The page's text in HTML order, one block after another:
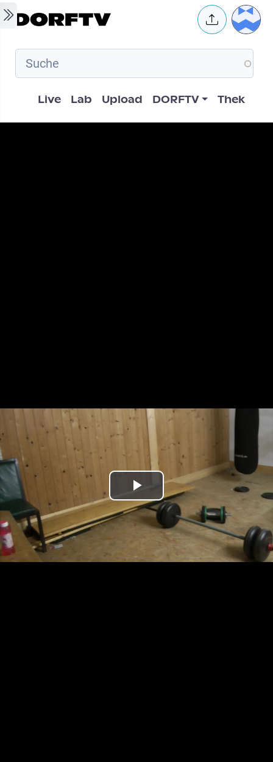
Skip to main content User
Hauptnavigation
Live Lab Upload DORFTV Thek
Play
Video